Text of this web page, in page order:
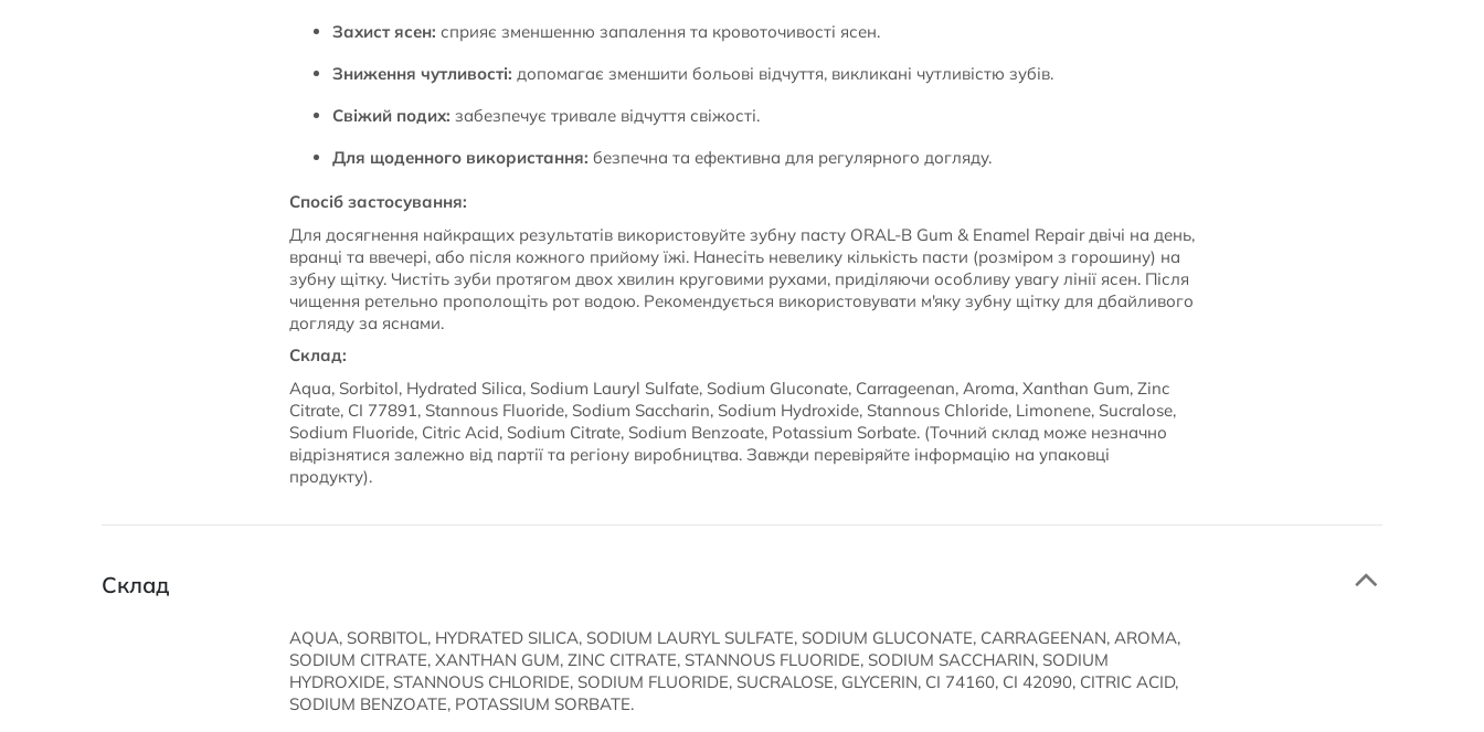
Захист ясен: сприяє зменшенню запалення та кровоточивості ясен.
Зниження чутливості: допомагає зменшити больові відчуття, викликані чутливістю зубів.
Свіжий подих: забезпечує тривале відчуття свіжості.
Для щоденного використання: безпечна та ефективна для регулярного догляду.
Спосіб застосування:
Для досягнення найкращих результатів використовуйте зубну пасту ORAL-B Gum & Enamel Repair двічі на день,
вранці та ввечері, або після кожного прийому їжі. Нанесіть невелику кількість пасти (розміром з горошину) на
зубну щітку. Чистіть зуби протягом двох хвилин круговими рухами, приділяючи особливу увагу лінії ясен. Після
чищення ретельно прополощіть рот водою. Рекомендується використовувати м'яку зубну щітку для дбайливого
догляду за яснами.
Склад:
Aqua, Sorbitol, Hydrated Silica, Sodium Lauryl Sulfate, Sodium Gluconate, Carrageenan, Aroma, Xanthan Gum, Zinc
Citrate, CI 77891, Stannous Fluoride, Sodium Saccharin, Sodium Hydroxide, Stannous Chloride, Limonene, Sucralose,
Sodium Fluoride, Citric Acid, Sodium Citrate, Sodium Benzoate, Potassium Sorbate. (Точний склад може незначно
відрізнятися залежно від партії та регіону виробництва. Завжди перевіряйте інформацію на упаковці
продукту).
Склад
AQUA, SORBITOL, HYDRATED SILICA, SODIUM LAURYL SULFATE, SODIUM GLUCONATE, CARRAGEENAN, AROMA,
SODIUM CITRATE, XANTHAN GUM, ZINC CITRATE, STANNOUS FLUORIDE, SODIUM SACCHARIN, SODIUM
HYDROXIDE, STANNOUS CHLORIDE, SODIUM FLUORIDE, SUCRALOSE, GLYCERIN, CI 74160, CI 42090, CITRIC ACID,
SODIUM BENZOATE, POTASSIUM SORBATE.